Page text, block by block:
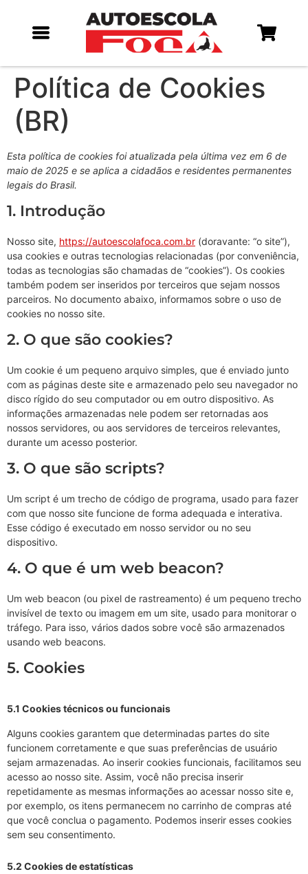
Política de Cookies
(BR)
Esta política de cookies foi atualizada pela última vez em 6 de
maio de 2025 e se aplica a cidadãos e residentes permanentes
legais do Brasil.
1. Introdução
Nosso site, https://autoescolafoca.com.br (doravante: “o site”),
usa cookies e outras tecnologias relacionadas (por conveniência,
todas as tecnologias são chamadas de “cookies”). Os cookies
também podem ser inseridos por terceiros que sejam nossos
parceiros. No documento abaixo, informamos sobre o uso de
cookies no nosso site.
2. O que são cookies?
Um cookie é um pequeno arquivo simples, que é enviado junto
com as páginas deste site e armazenado pelo seu navegador no
disco rígido do seu computador ou em outro dispositivo. As
informações armazenadas nele podem ser retornadas aos
nossos servidores, ou aos servidores de terceiros relevantes,
durante um acesso posterior.
3. O que são scripts?
Um script é um trecho de código de programa, usado para fazer
com que nosso site funcione de forma adequada e interativa.
Esse código é executado em nosso servidor ou no seu
dispositivo.
4. O que é um web beacon?
Um web beacon (ou pixel de rastreamento) é um pequeno trecho
invisível de texto ou imagem em um site, usado para monitorar o
tráfego. Para isso, vários dados sobre você são armazenados
usando web beacons.
5. Cookies
5.1 Cookies técnicos ou funcionais
Alguns cookies garantem que determinadas partes do site
funcionem corretamente e que suas preferências de usuário
sejam armazenadas. Ao inserir cookies funcionais, facilitamos seu
acesso ao nosso site. Assim, você não precisa inserir
repetidamente as mesmas informações ao acessar nosso site e,
por exemplo, os itens permanecem no carrinho de compras até
que você conclua o pagamento. Podemos inserir esses cookies
sem seu consentimento.
5.2 Cookies de estatísticas